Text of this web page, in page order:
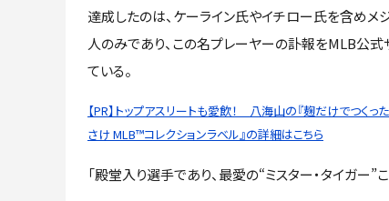
達成したのは、ケーライン氏やイチロー氏を含めメ
人のみであり、この名プレーヤーの訃報をMLB公式
ている。
【PR】トップアスリートも愛飲！ 八海山の『麹だけでつくっ
さけ MLB™コレクションラベル』の詳細はこちら
「殿堂入り選手であり、最愛の“ミスター・タイガー”